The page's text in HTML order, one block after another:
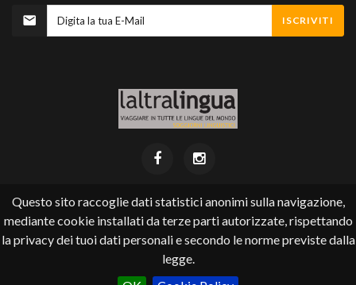
Questo sito raccoglie dati statistici anonimi sulla navigazione,
mediante cookie installati da terze parti autorizzate, rispettando
la privacy dei tuoi dati personali e secondo le norme previste dalla
legge.
ISCRIVITI
Laltralingua ©2026.
Via Pioda 4 (accanto cinema Corso) - 6900 Lugano
tel +41 (0) 91 924 22 35 - email
un altro sito realizzato con il CMS di eQuality srl